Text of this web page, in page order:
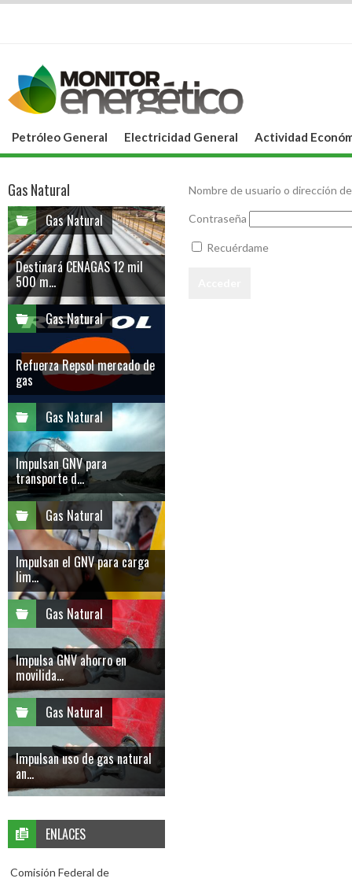
Petróleo General Electricidad General Actividad
Nombre de usuario o dirección
Contraseña
Recuérdame
Gas Natural
Gas Natural
Destinará CENAGAS 12 mil
500 m...
Gas Natural
Refuerza Repsol mercado de
gas
Gas Natural
Impulsan GNV para
transporte d...
Gas Natural
Impulsan el GNV para carga
lim...
Gas Natural
Impulsa GNV ahorro en
movilida...
Gas Natural
Impulsan uso de gas natural
an...
ENLACES
Comisión Federal de